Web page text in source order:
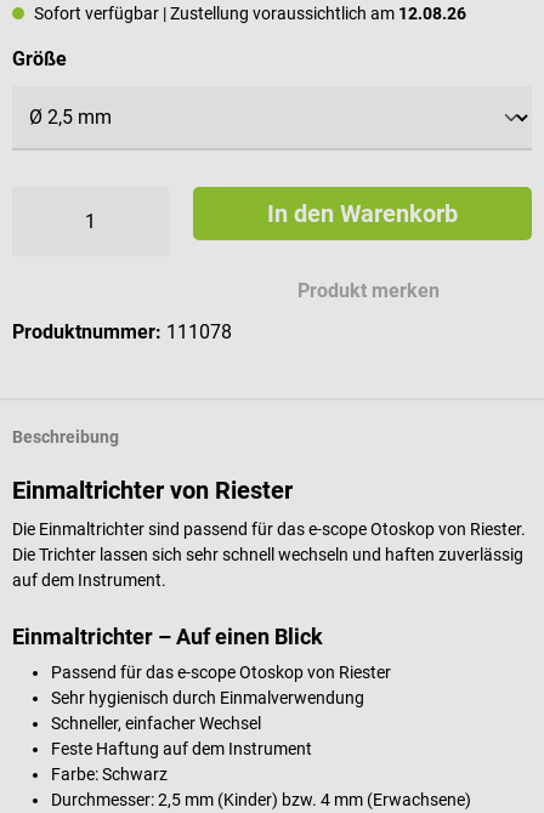
Sofort verfügbar | Zustellung voraussichtlich am 12.08.26
Größeauswählen
In den Warenkorb
Produkt merken
Produktnummer: 111078
Beschreibung
Einmaltrichter von Riester
Die Einmaltrichter sind passend für das e-scope Otoskop von Riester.
Die Trichter lassen sich sehr schnell wechseln und haften zuverlässig
auf dem Instrument.
Einmaltrichter – Auf einen Blick
Passend für das e-scope Otoskop von Riester
Sehr hygienisch durch Einmalverwendung
Schneller, einfacher Wechsel
Feste Haftung auf dem Instrument
Farbe: Schwarz
Durchmesser: 2,5 mm (Kinder) bzw. 4 mm (Erwachsene)